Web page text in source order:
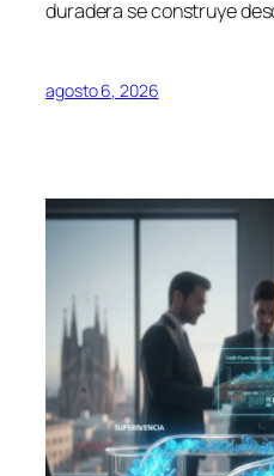
duradera se construye
agosto 6, 2026